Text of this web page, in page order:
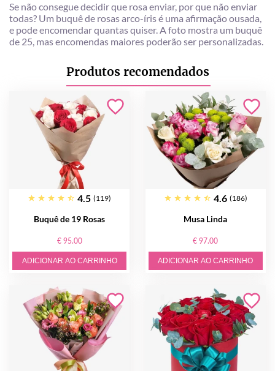
Se não consegue decidir que rosa enviar, por que não enviar
todas? Um buquê de rosas arco-íris é uma afirmação ousada,
e pode encomendar quantas quiser. A foto mostra um buquê
de 25, mas encomendas maiores poderão ser personalizadas.
Produtos recomendados
4.5 (119)
Buquê de 19 Rosas
€ 95.00
ADICIONAR AO CARRINHO
4.6 (186)
Musa Linda
€ 97.00
ADICIONAR AO CARRINHO